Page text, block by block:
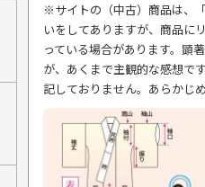
※サイトの（中古）商品は、
いをしてありますが、商品に
っている場合があります。顕
が、あくまで主観的な感想で
記しておりません。あらかじ